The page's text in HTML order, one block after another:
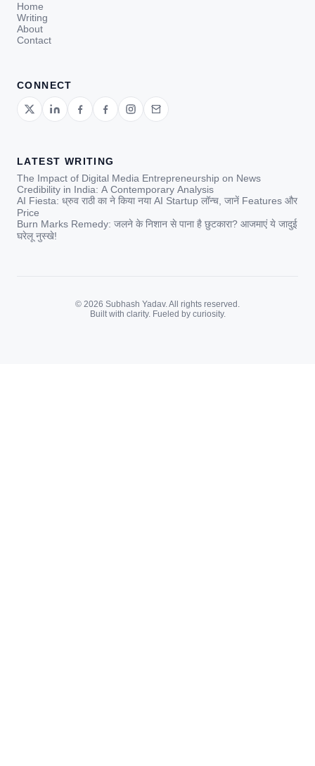
Home
Writing
About
Contact
CONNECT
LATEST WRITING
The Impact of Digital Media Entrepreneurship on News
Credibility in India: A Contemporary Analysis
AI Fiesta: ध्रुव राठी का ने किया नया AI Startup लॉन्च, जानें Features और
Price
Burn Marks Remedy: जलने के निशान से पाना है छुटकारा? आजमाएं ये जादुई
घरेलू नुस्खे!
© 2026 Subhash Yadav. All rights reserved.
Built with clarity. Fueled by curiosity.